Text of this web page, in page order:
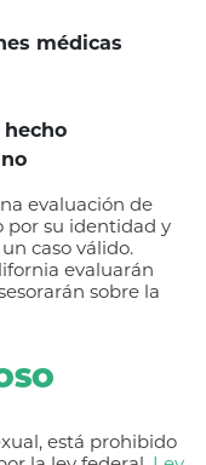
médicas
evaluación de
por su identidad y
caso válido.
evaluarán
sobre la
está prohibido